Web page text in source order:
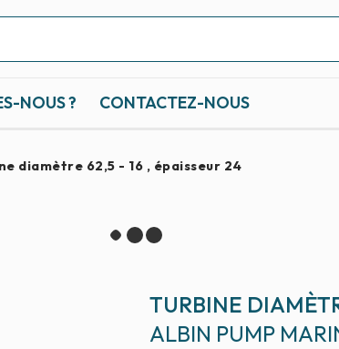
NOUS ? CONTACTEZ-NOUS
diamètre 62,5 - 16 , épaisseur 24
TURBINE
ALBIN PUMP